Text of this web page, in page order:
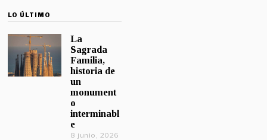
LO ÚLTIMO
La
Sagrada
Familia,
historia de
un
monument
o
interminabl
e
8 junio, 2026